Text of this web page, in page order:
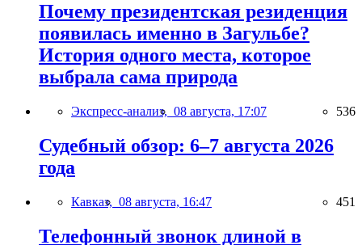
Почему президентская резиденция
появилась именно в Загульбе?
История одного места, которое
выбрала сама природа
Экспресс-анализ, 08 августа, 17:07 536
Судебный обзор: 6–7 августа 2026
года
Кавказ, 08 августа, 16:47 451
Телефонный звонок длиной в